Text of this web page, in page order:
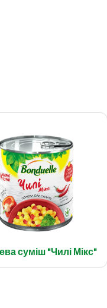
суміш "Чилі Мікс"